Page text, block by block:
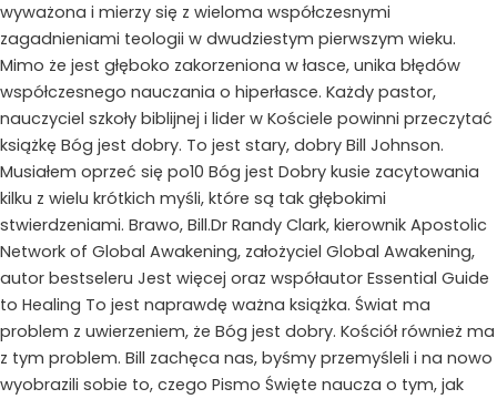
wyważona i mierzy się z wieloma współczesnymi
zagadnieniami teologii w dwudziestym pierwszym wieku.
Mimo że jest głęboko zakorzeniona w łasce, unika błędów
współczesnego nauczania o hiperłasce. Każdy pastor,
nauczyciel szkoły biblijnej i lider w Kościele powinni przeczytać
książkę Bóg jest dobry. To jest stary, dobry Bill Johnson.
Musiałem oprzeć się po10 Bóg jest Dobry kusie zacytowania
kilku z wielu krótkich myśli, które są tak głębokimi
stwierdzeniami. Brawo, Bill.Dr Randy Clark, kierownik Apostolic
Network of Global Awakening, założyciel Global Awakening,
autor bestseleru Jest więcej oraz współautor Essential Guide
to Healing To jest naprawdę ważna książka. Świat ma
problem z uwierzeniem, że Bóg jest dobry. Kościół również ma
z tym problem. Bill zachęca nas, byśmy przemyśleli i na nowo
wyobrazili sobie to, czego Pismo Święte naucza o tym, jak